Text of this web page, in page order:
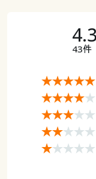
よくある質問と
43件